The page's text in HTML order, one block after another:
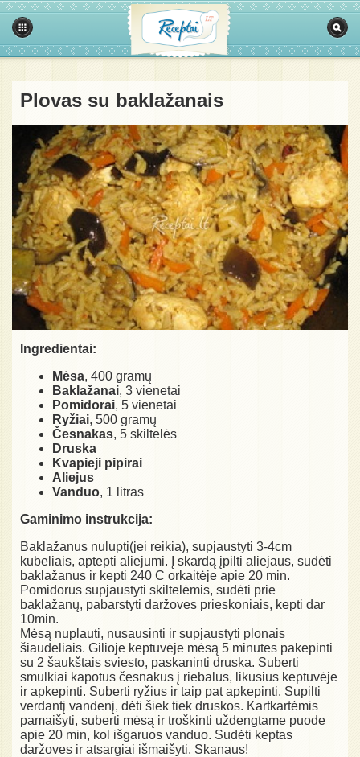
Plovas su baklažanais
Ingredientai:
Mėsa, 400 gramų
Baklažanai, 3 vienetai
Pomidorai, 5 vienetai
Ryžiai, 500 gramų
Česnakas, 5 skiltelės
Druska
Kvapieji pipirai
Aliejus
Vanduo, 1 litras
Gaminimo instrukcija:
Baklažanus nulupti(jei reikia), supjaustyti 3-4cm
kubeliais, aptepti aliejumi. Į skardą įpilti aliejaus, sudėti
baklažanus ir kepti 240 C orkaitėje apie 20 min.
Pomidorus supjaustyti skiltelėmis, sudėti prie
baklažanų, pabarstyti daržoves prieskoniais, kepti dar
10min.
Mėsą nuplauti, nusausinti ir supjaustyti plonais
šiaudeliais. Gilioje keptuvėje mėsą 5 minutes pakepinti
su 2 šaukštais sviesto, paskaninti druska. Suberti
smulkiai kapotus česnakus į riebalus, likusius keptuvėje
ir apkepinti. Suberti ryžius ir taip pat apkepinti. Supilti
verdantį vandenį, dėti šiek tiek druskos. Kartkartėmis
pamaišyti, suberti mėsą ir troškinti uždengtame puode
apie 20 min, kol išgaruos vanduo. Sudėti keptas
daržoves ir atsargiai išmaišyti. Skanaus!